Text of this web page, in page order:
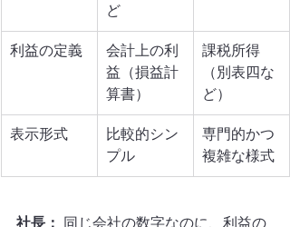
ど
利益の定義
会計上の利
益（損益計
算書）
課税所得
（別表四な
ど）
表示形式
比較的シン
プル
専門的かつ
複雑な様式
社長： 同じ会社の数字なのに、利益の